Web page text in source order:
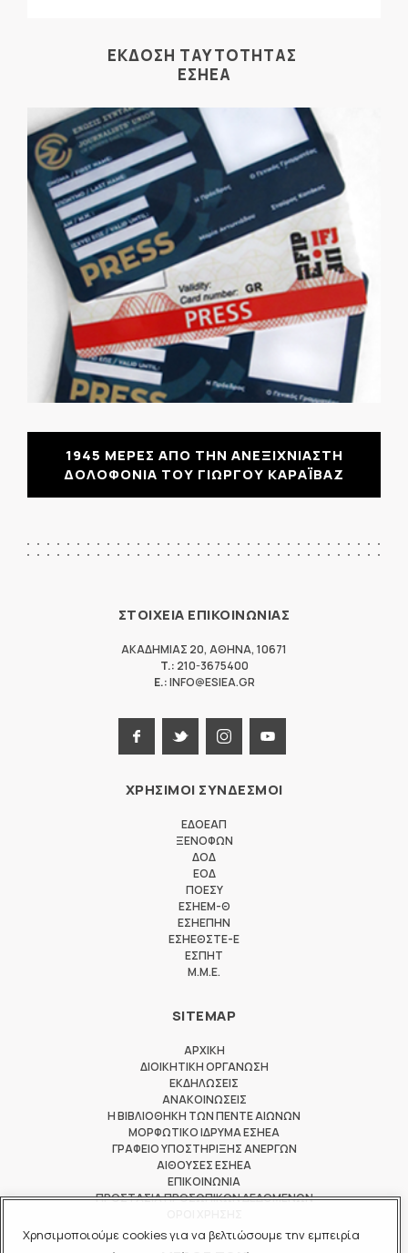
Χρησιμοποιούμε cookies για να βελτιώσουμε την εμπειρία
ΕΚΔΟΣΗ ΤΑΥΤΟΤΗΤΑΣ
ΕΣΗΕΑ
1945 ΜΕΡΕΣ ΑΠΟ ΤΗΝ ΑΝΕΞΙΧΝΙΑΣΤΗ
ΔΟΛΟΦΟΝΙΑ ΤΟΥ ΓΙΩΡΓΟΥ ΚΑΡΑΪΒΑΖ
ΣΤΟΙΧΕΙΑ ΕΠΙΚΟΙΝΩΝΙΑΣ
ΑΚΑΔΗΜΙΑΣ 20, ΑΘΗΝΑ, 10671
T.: 210-3675400
E.:INFO@ESIEA.GR
ΧΡΗΣΙΜΟΙ ΣΥΝΔΕΣΜΟΙ
ΕΔΟΕΑΠ
ΞΕΝΟΦΩΝ
ΔΟΔ
ΕΟΔ
ΠΟΕΣΥ
ΕΣΗΕΜ-Θ
ΕΣΗΕΠΗΝ
ΕΣΗΕΘΣΤΕ-Ε
ΕΣΠΗΤ
M.M.E.
SITEMAP
ΑΡΧΙΚΗ
ΔΙΟΙΚΗΤΙΚΗ ΟΡΓΑΝΩΣΗ
ΕΚΔΗΛΩΣΕΙΣ
ΑΝΑΚΟΙΝΩΣΕΙΣ
Η ΒΙΒΛΙΟΘΗΚΗ ΤΩΝ ΠΕΝΤΕ ΑΙΩΝΩΝ
ΜΟΡΦΩΤΙΚΟ ΙΔΡΥΜΑ ΕΣΗΕΑ
ΓΡΑΦΕΙΟ ΥΠΟΣΤΗΡΙΞΗΣ ΑΝΕΡΓΩΝ
ΑΙΘΟΥΣΕΣ ΕΣΗΕΑ
ΕΠΙΚΟΙΝΩΝΙΑ
ΠΡΟΣΤΑΣΙΑ ΠΡΟΣΩΠΙΚΩΝ ΔΕΔΟΜΕΝΩΝ